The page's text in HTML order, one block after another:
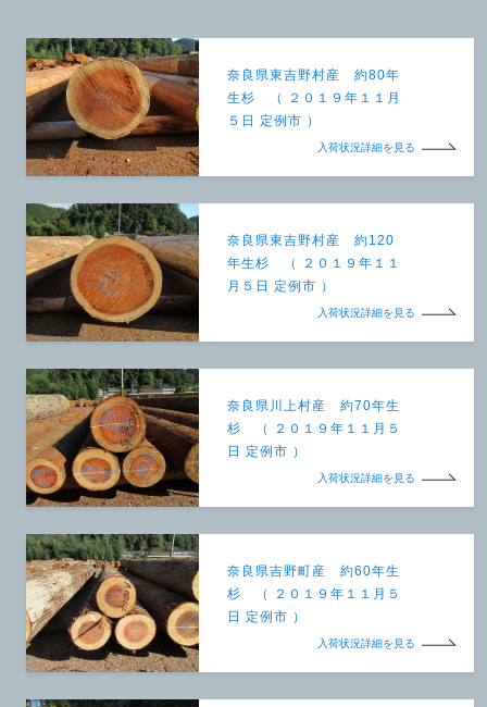
奈良県東吉野村産 約80年
生杉 （ ２０１９年１１月
５日 定例市 ）
入荷状況詳細を見る
奈良県東吉野村産 約120
年生杉 （ ２０１９年１１
月５日 定例市 ）
入荷状況詳細を見る
奈良県川上村産 約70年生
杉 （ ２０１９年１１月５
日 定例市 ）
入荷状況詳細を見る
奈良県吉野町産 約60年生
杉 （ ２０１９年１１月５
日 定例市 ）
入荷状況詳細を見る